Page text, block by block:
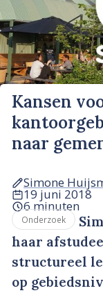
Kansen
naar
Simone
19 juni 2018
6 minuten
Onderzoek
haar
structureel
op